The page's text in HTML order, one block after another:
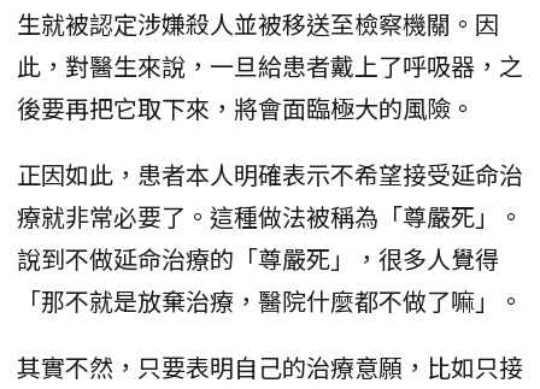
生就被認定涉嫌殺人並被移送至檢察機關。因
此，對醫生來說，一旦給患者戴上了呼吸器，之
後要再把它取下來，將會面臨極大的風險。
正因如此，患者本人明確表示不希望接受延命治
療就非常必要了。這種做法被稱為「尊嚴死」。
說到不做延命治療的「尊嚴死」，很多人覺得
「那不就是放棄治療，醫院什麼都不做了嘛」。
其實不然，只要表明自己的治療意願，比如只接